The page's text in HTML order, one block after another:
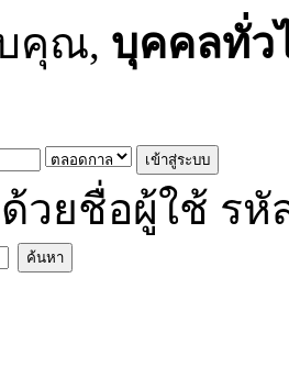
คุณ, บุคคลทั่ว
วยชื่อผู้ใช้ รหั